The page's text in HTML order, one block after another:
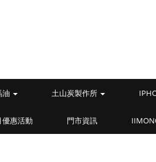
油 土山炭製作所
優惠活動 門市資訊